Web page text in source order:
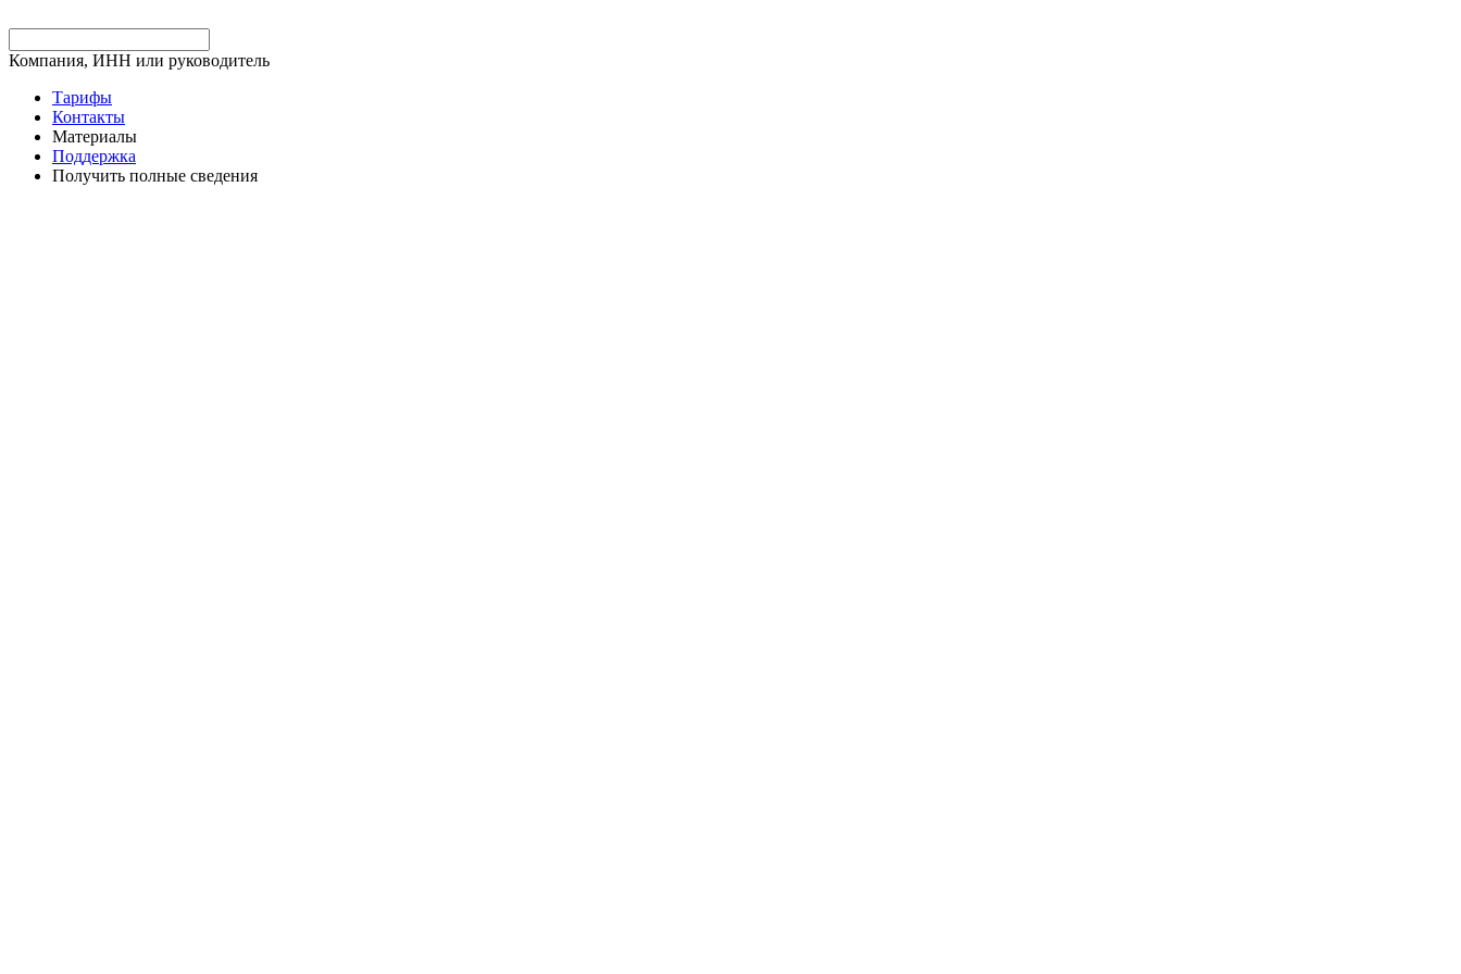
Компания, ИНН или руководитель
Тарифы
Контакты
Материалы
Поддержка
Получить полные сведения